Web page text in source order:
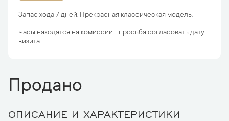
Запас хода 7 дней. Прекрасная классическая модель.
Часы находятся на комиссии - просьба согласовать дату
визита.
Продано
ОПИСАНИЕ И ХАРАКТЕРИСТИКИ